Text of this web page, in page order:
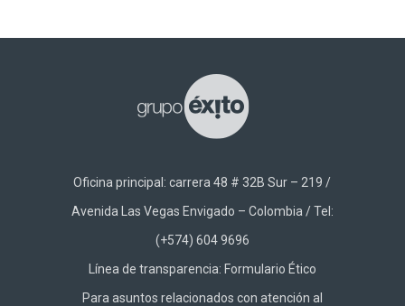
Oficina principal: carrera 48 # 32B Sur – 219 /
Avenida Las Vegas Envigado – Colombia / Tel:
(+574) 604 9696
Línea de transparencia: Formulario Ético
Para asuntos relacionados con atención al